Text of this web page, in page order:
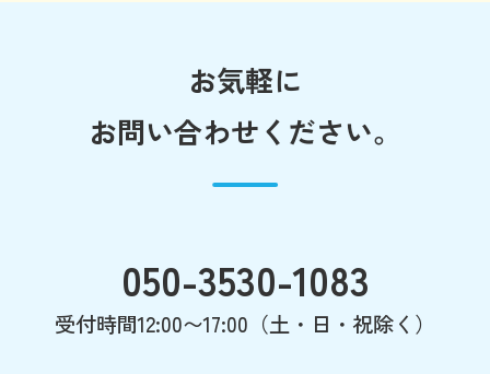
お気軽に
お問い合わせください。
050-3530-1083
受付時間12:00〜17:00（土・日・祝除く）